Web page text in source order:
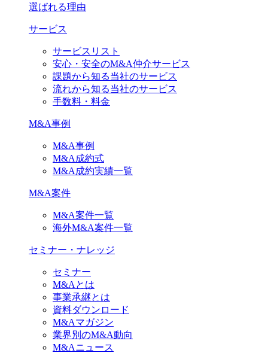
選ばれる理由
サービス
サービスリスト
安心・安全のM&A仲介サービス
課題から知る当社のサービス
流れから知る当社のサービス
手数料・料金
M&A事例
M&A事例
M&A成約式
M&A成約実績一覧
M&A案件
M&A案件一覧
海外M&A案件一覧
セミナー・ナレッジ
セミナー
M&Aとは
事業承継とは
資料ダウンロード
M&Aマガジン
業界別のM&A動向
M&Aニュース